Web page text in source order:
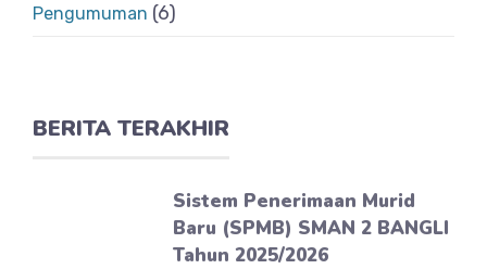
Pengumuman (6)
BERITA TERAKHIR
Sistem Penerimaan Murid
Baru (SPMB) SMAN 2 BANGLI
Tahun 2025/2026